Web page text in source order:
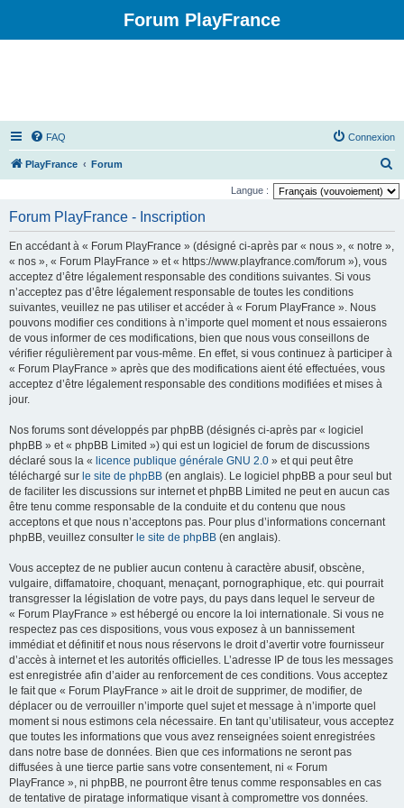
Forum PlayFrance
FAQ Connexion
PlayFrance Forum
e
Langue :
Forum PlayFrance - Inscription
En accédant à « Forum PlayFrance » (désigné ci-après par « nous », « notre »,
« nos », « Forum PlayFrance » et « https://www.playfrance.com/forum »), vous
acceptez d’être légalement responsable des conditions suivantes. Si vous
n’acceptez pas d’être légalement responsable de toutes les conditions
suivantes, veuillez ne pas utiliser et accéder à « Forum PlayFrance ». Nous
pouvons modifier ces conditions à n’importe quel moment et nous essaierons
de vous informer de ces modifications, bien que nous vous conseillons de
vérifier régulièrement par vous-même. En effet, si vous continuez à participer à
« Forum PlayFrance » après que des modifications aient été effectuées, vous
acceptez d’être légalement responsable des conditions modifiées et mises à
jour.
Nos forums sont développés par phpBB (désignés ci-après par « logiciel
phpBB » et « phpBB Limited ») qui est un logiciel de forum de discussions
déclaré sous la « licence publique générale GNU 2.0 » et qui peut être
téléchargé sur le site de phpBB (en anglais). Le logiciel phpBB a pour seul but
de faciliter les discussions sur internet et phpBB Limited ne peut en aucun cas
être tenu comme responsable de la conduite et du contenu que nous
acceptons et que nous n’acceptons pas. Pour plus d’informations concernant
phpBB, veuillez consulter le site de phpBB (en anglais).
Vous acceptez de ne publier aucun contenu à caractère abusif, obscène,
vulgaire, diffamatoire, choquant, menaçant, pornographique, etc. qui pourrait
transgresser la législation de votre pays, du pays dans lequel le serveur de
« Forum PlayFrance » est hébergé ou encore la loi internationale. Si vous ne
respectez pas ces dispositions, vous vous exposez à un bannissement
immédiat et définitif et nous nous réservons le droit d’avertir votre fournisseur
d’accès à internet et les autorités officielles. L’adresse IP de tous les messages
est enregistrée afin d’aider au renforcement de ces conditions. Vous acceptez
le fait que « Forum PlayFrance » ait le droit de supprimer, de modifier, de
déplacer ou de verrouiller n’importe quel sujet et message à n’importe quel
moment si nous estimons cela nécessaire. En tant qu’utilisateur, vous acceptez
que toutes les informations que vous avez renseignées soient enregistrées
dans notre base de données. Bien que ces informations ne seront pas
diffusées à une tierce partie sans votre consentement, ni « Forum
PlayFrance », ni phpBB, ne pourront être tenus comme responsables en cas
de tentative de piratage informatique visant à compromettre vos données.